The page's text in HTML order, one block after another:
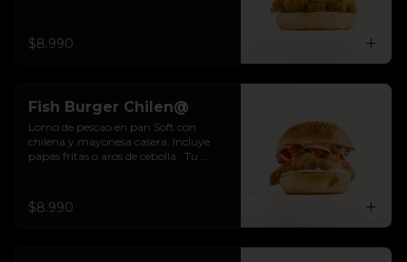
$8.990
Fish Burger Chilen@
Lomo de pescao en pan Soft con
chilena y mayonesa casera. Incluye
papas fritas o aros de cebolla.  Tu
$8.990